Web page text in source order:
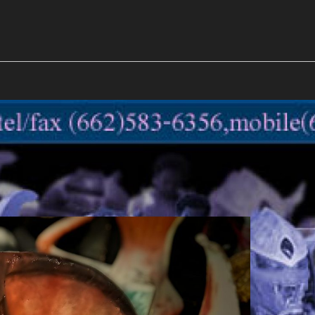
2
ก้อนเนื้อทรงลูกบาสก์